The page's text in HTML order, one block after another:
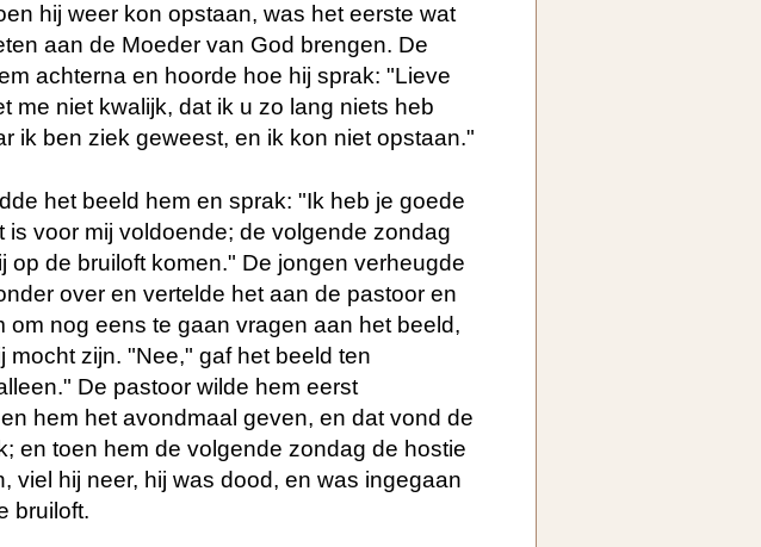
hij weer kon opstaan, was het eerste wat
aan de Moeder van God brengen. De
achterna en hoorde hoe hij sprak: "Lieve
me niet kwalijk, dat ik u zo lang niets heb
ik ben ziek geweest, en ik kon niet opstaan."
het beeld hem en sprak: "Ik heb je goede
is voor mij voldoende; de volgende zondag
op de bruiloft komen." De jongen verheugde
over en vertelde het aan de pastoor en
om nog eens te gaan vragen aan het beeld,
mocht zijn. "Nee," gaf het beeld ten
De pastoor wilde hem eerst
hem het avondmaal geven, en dat vond de
en toen hem de volgende zondag de hostie
viel hij neer, hij was dood, en was ingegaan
bruiloft.